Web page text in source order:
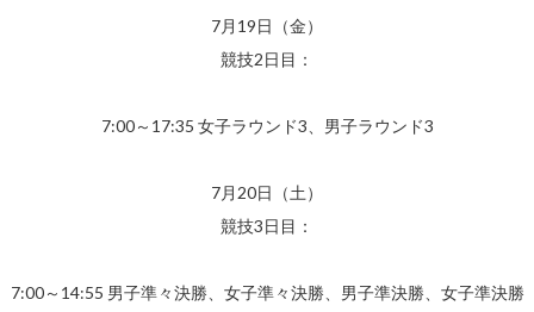
7月19日（金）
競技2日目：
7:00～17:35 女子ラウンド3、男子ラウンド3
7月20日（土）
競技3日目：
7:00～14:55 男子準々決勝、女子準々決勝、男子準決勝、女子準決勝